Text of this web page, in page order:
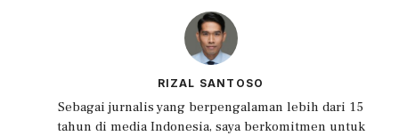
RIZAL SANTOSO
Sebagai jurnalis yang berpengalaman lebih dari 15
tahun di media Indonesia, saya berkomitmen untuk